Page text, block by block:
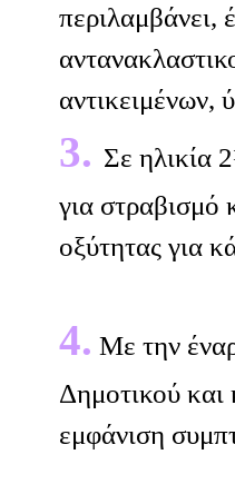
περιλαμβάνει,
αντικειμένων,
3. Σε ηλικία
για στραβισμό
οξύτητας για
4. Με την
Δημοτικού και
εμφάνιση